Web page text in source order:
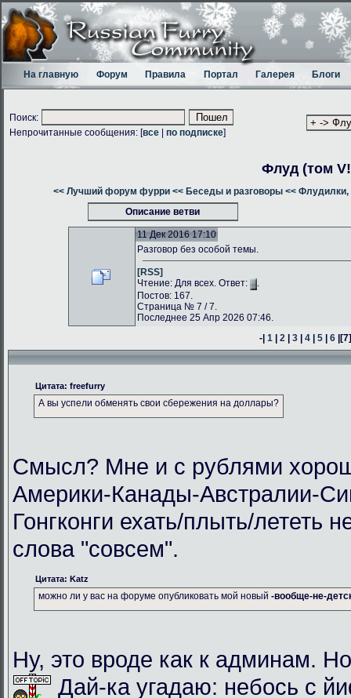
На главную Форум Правила Портал Галерея Блоги
Поиск:
Непрочитанные сообщения: [все по подписке]
Флуд (том
<< Лучший форум фурри << Беседы и разговоры << Флудилки,
Описание ветви
11 Дек 2016 17:10
Разговор без особой темы.
[RSS]
Чтение: Для всех. Ответ:
.
Постов: 167.
Страница № 7 / 7.
Последнее 25 Апр 2026 07:46.
-|1 |2 |3 |4 |5 |6 |
Цитата: freefurry
А вы успели обменять свои сбережения на доллары?
Смысл? Мне и с рублями
Америки-Канады-Австралии-
Гонгконги ехать/плыть/лететь
слова "совсем".
Цитата: Katz
можно ли у вас на форуме опубликовать мой новый -вообще-не-
Ну, это вроде как к админам.
Дай-ка угадаю: небось с